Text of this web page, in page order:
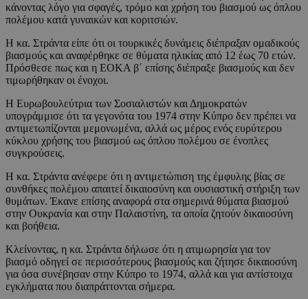
κάνοντας λόγο για σφαγές, τρόμο και χρήση του βιασμού ως όπλου
πολέμου κατά γυναικών και κοριτσιών.
Η κα. Στράντα είπε ότι οι τουρκικές δυνάμεις διέπραξαν ομαδικούς
βιασμούς και αναφέρθηκε σε θύματα ηλικίας από 12 έως 70 ετών.
Πρόσθεσε πως και η ΕΟΚΑ β΄ επίσης διέπραξε βιασμούς και δεν
τιμωρήθηκαν οι ένοχοι.
Η Ευρωβουλεύτρια των Σοσιαλιστών και Δημοκρατών
υπογράμμισε ότι τα γεγονότα του 1974 στην Κύπρο δεν πρέπει να
αντιμετωπίζονται μεμονωμένα, αλλά ως μέρος ενός ευρύτερου
κύκλου χρήσης του βιασμού ως όπλου πολέμου σε ένοπλες
συγκρούσεις.
Η κα. Στράντα ανέφερε ότι η αντιμετώπιση της έμφυλης βίας σε
συνθήκες πολέμου απαιτεί δικαιοσύνη και ουσιαστική στήριξη των
θυμάτων. Έκανε επίσης αναφορά στα σημερινά θύματα βιασμού
στην Ουκρανία και στην Παλαιστίνη, τα οποία ζητούν δικαιοσύνη
και βοήθεια.
Κλείνοντας, η κα. Στράντα δήλωσε ότι η ατιμωρησία για τον
βιασμό οδηγεί σε περισσότερους βιασμούς και ζήτησε δικαιοσύνη
για όσα συνέβησαν στην Κύπρο το 1974, αλλά και για αντίστοιχα
εγκλήματα που διαπράττονται σήμερα.